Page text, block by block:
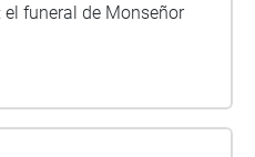
como parte del
de Profesionales y
Pereira, quien viajó
de jóvenes de su
el funeral de Monseñor